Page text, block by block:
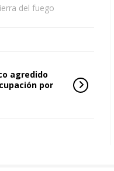
del fuego
agredido
por